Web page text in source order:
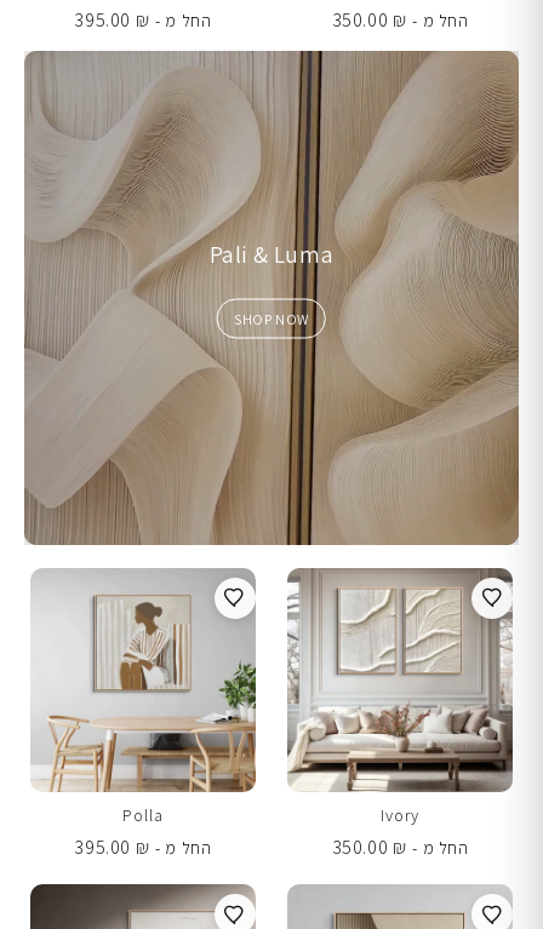
החל מ -
350.00 ₪
החל מ -
395.00 ₪
Pali & Luma
SHOP NOW
Ivory
החל מ -
350.00 ₪
Polla
החל מ -
395.00 ₪